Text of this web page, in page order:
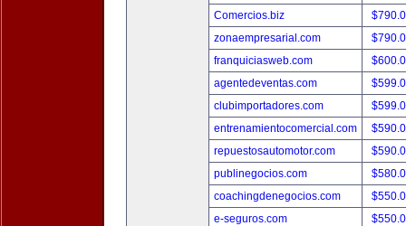
Comercios.biz
zonaempresarial.com
franquiciasweb.com
agentedeventas.com
clubimportadores.com
entrenamientocomercial.com
repuestosautomotor.com
publinegocios.com
coachingdenegocios.com
e-seguros.com